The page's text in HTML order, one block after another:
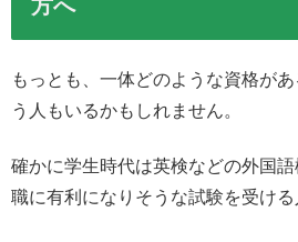
方へ
もっとも、一体どのような資格が
う人もいるかもしれません。
確かに学生時代は英検などの外国
職に有利になりそうな試験を受ける